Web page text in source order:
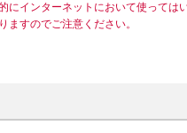
にインターネットにおいて使って
ますのでご注意ください。